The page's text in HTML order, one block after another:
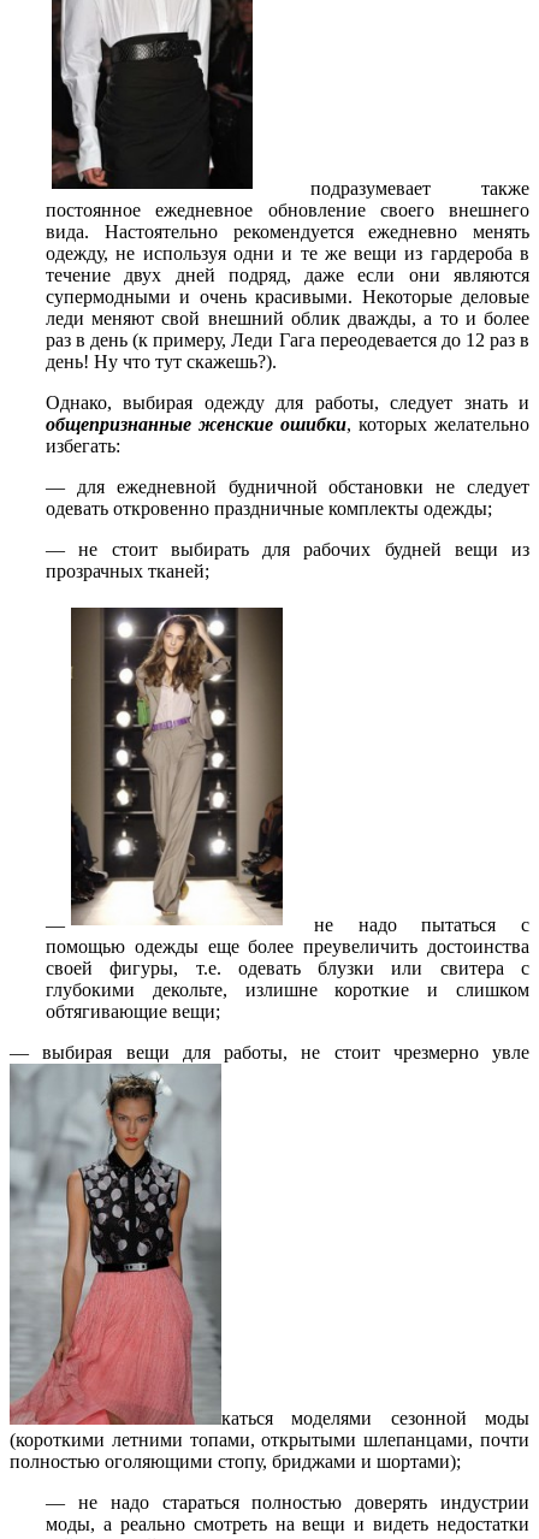
подразумевает также
постоянное ежедневное обновление своего внешнего
вида. Настоятельно рекомендуется ежедневно менять
одежду, не используя одни и те же вещи из гардероба в
течение двух дней подряд, даже если они являются
супермодными и очень красивыми. Некоторые деловые
леди меняют свой внешний облик дважды, а то и более
раз в день (к примеру, Леди Гага переодевается до 12 раз в
день! Ну что тут скажешь?).
Однако, выбирая одежду для работы, следует знать и
общепризнанные женские ошибки, которых желательно
избегать:
— для ежедневной будничной обстановки не следует
одевать откровенно праздничные комплекты одежды;
— не стоит выбирать для рабочих будней вещи из
прозрачных тканей;
—
не надо пытаться с
помощью одежды еще более преувеличить достоинства
своей фигуры, т.е. одевать блузки или свитера с
глубокими декольте, излишне короткие и слишком
обтягивающие вещи;
— выбирая вещи для работы, не стоит чрезмерно увле
каться моделями сезонной моды
(короткими летними топами, открытыми шлепанцами, почти
полностью оголяющими стопу, бриджами и шортами);
— не надо стараться полностью доверять индустрии
моды, а реально смотреть на вещи и видеть недостатки